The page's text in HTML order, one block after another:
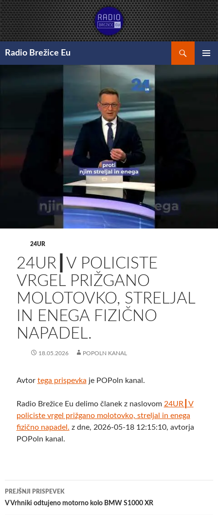
Preskoči
na
vsebino
Radio Brežice Eu
24UR
24UR┃V POLICISTE
VRGEL PRIŽGANO
MOLOTOVKO, STRELJAL
IN ENEGA FIZIČNO
NAPADEL.
18.05.2026 POPOLN KANAL
Avtor tega prispevka je POPoln kanal.
Radio Brežice Eu delimo članek z naslovom 24UR┃V
policiste vrgel prižgano molotovko, streljal in enega
fizično napadel. z dne, 2026-05-18 12:15:10, avtorja
POPoln kanal.
Krmarjenje
po
PREJŠNJI PRISPEVEK
V Vrhniki odtujeno motorno kolo BMW S1000 XR